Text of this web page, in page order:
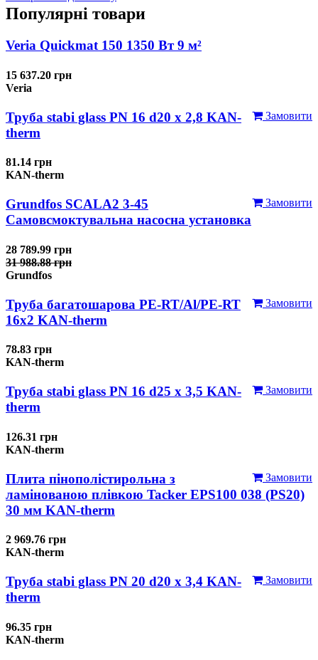
Популярні товари
Veria Quickmat 150 1350 Вт 9 м²
15 637.20 грн
Veria
Замовити
Труба stabi glass PN 16 d20 х 2,8 KAN-
therm
81.14 грн
KAN-therm
Замовити
Grundfos SCALA2 3-45
Самовсмоктувальна насосна установка
28 789.99 грн
31 988.88 грн
Grundfos
Замовити
Труба багатошарова PE-RT/Al/PE-RT
16x2 KAN-therm
78.83 грн
KAN-therm
Замовити
Труба stabi glass PN 16 d25 х 3,5 KAN-
therm
126.31 грн
KAN-therm
Замовити
Плита пінополістирольна з
ламінованою плівкою Tacker EPS100 038 (PS20)
30 мм KAN-therm
2 969.76 грн
KAN-therm
Замовити
Труба stabi glass PN 20 d20 х 3,4 KAN-
therm
96.35 грн
KAN-therm